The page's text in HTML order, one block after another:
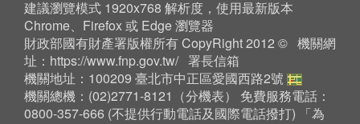
建議瀏覽模式 1920x768 解析度，使用最新版本
Chrome、Firefox 或 Edge 瀏覽器
財政部國有財產署版權所有 CopyRight 2012 © 機關網
址： https://www.fnp.gov.tw/ 署長信箱
機關地址：100209 臺北市中正區愛國西路2號
機關總機：(02)2771-8121（分機表） 免費服務電話：
0800-357-666 (不提供行動電話及國際電話撥打) 「為